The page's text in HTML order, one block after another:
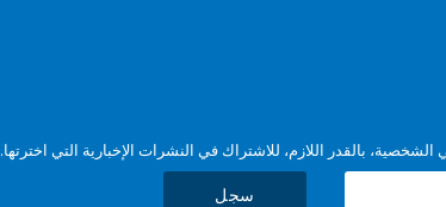
بالقدر اللازم، للاشتراك في النشرات الإخبارية التي اخترتها.
سجل